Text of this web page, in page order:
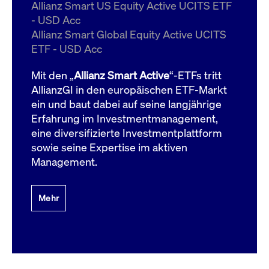
Allianz Smart US Equity Active UCITS ETF
- USD Acc
Allianz Smart Global Equity Active UCITS
ETF - USD Acc
Mit den „Allianz Smart Active“-ETFs tritt
AllianzGI in den europäischen ETF-Markt
ein und baut dabei auf seine langjährige
Erfahrung im Investmentmanagement,
eine diversifizierte Investmentplattform
sowie seine Expertise im aktiven
Management.
Mehr
ApplicationGatewayAffinityCORS
boerse.com
Domain
bis